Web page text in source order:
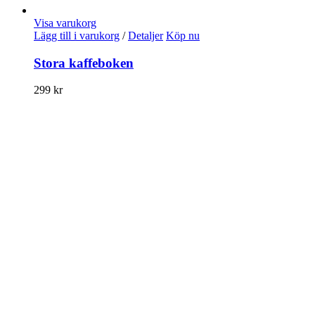
Visa varukorg
Lägg till i varukorg / Detaljer Köp nu
Stora kaffeboken
299 kr